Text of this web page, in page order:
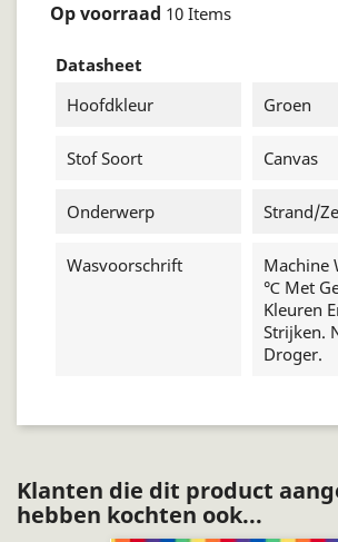
Op voorraad 10 Items
Datasheet
Hoofdkleur
Groen
Stof Soort Canvas
Onderwerp Strand/
Wasvoorschrift
Machine
℃ Met
Kleuren
Strijken.
Droger.
Klanten die dit product
hebben kochten ook...